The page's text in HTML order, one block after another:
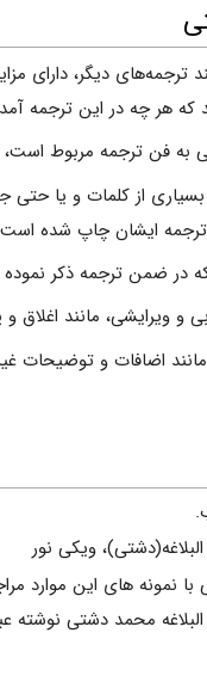
ترجمه‌هاى دیگر، داراى
که هر چه در این
به فن ترجمه مربوط است،
بسیاری از کلمات و یا
ایشان چاپ شده
اضافات و توضیحات
ویکی نور
با نمونه های این موارد
البلاغه محمد دشتی